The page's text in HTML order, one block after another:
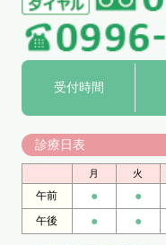
受付時間
診療日表
月 火
午前 ● ●
午後 ● ●